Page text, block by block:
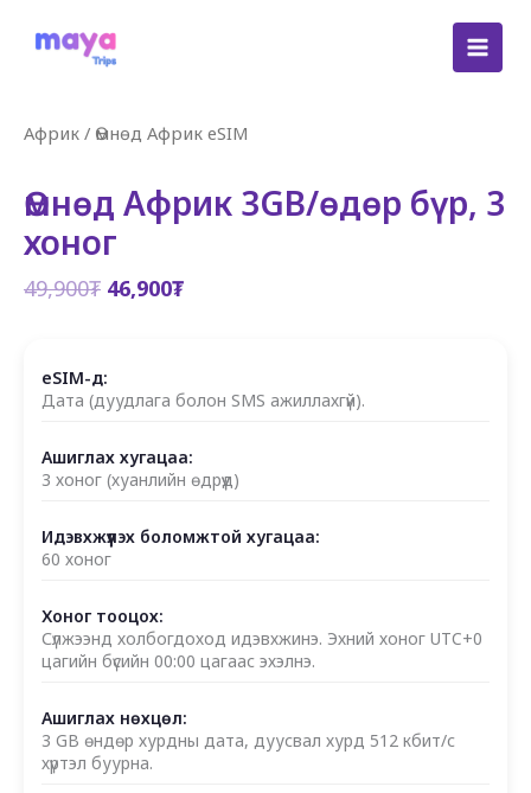
Африк / Өмнөд Африк eSIM
Өмнөд Африк 3GB/өдөр бүр, 3
хоног
49,900₮ Original
49,900₮.
46,900₮Current
eSIM-д:
Дата (дуудлага болон SMS ажиллахгүй).
Ашиглах хугацаа:
3 хоног (хуанлийн өдрүүд)
Идэвхжүүлэх боломжтой хугацаа:
60 хоног
Хоног тооцох:
Сүлжээнд холбогдоход идэвхжинэ. Эхний хоног UTC+0
цагийн бүсийн 00:00 цагаас эхэлнэ.
Ашиглах нөхцөл:
3 GB өндөр хурдны дата, дуусвал хурд 512 кбит/с
хүртэл буурна.